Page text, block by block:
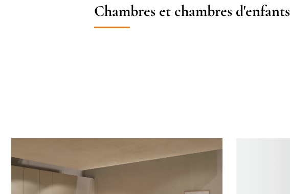
Chambres et chambres d'enfants